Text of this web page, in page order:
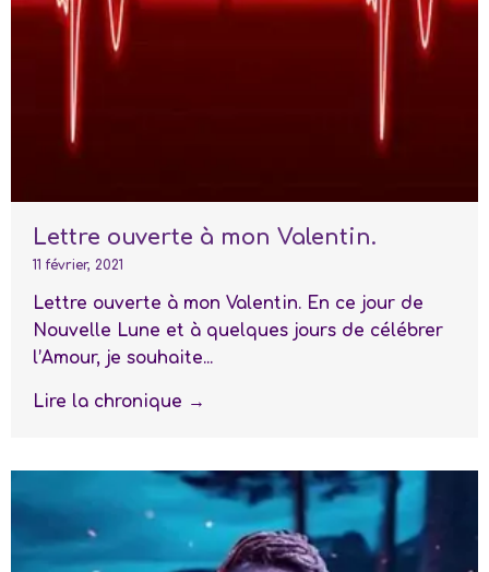
Lettre ouverte à mon Valentin.
11 février, 2021
Lettre ouverte à mon Valentin. En ce jour de
Nouvelle Lune et à quelques jours de célébrer
l’Amour, je souhaite...
Lire la chronique →